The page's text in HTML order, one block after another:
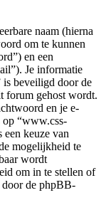
naam (hierna
om te kunnen
en een
Je informatie
beveiligd door de
forum gehost wordt.
en je e-
op “www.css-
keuze van
mogelijkheid te
wordt
om in te stellen of
door de phpBB-